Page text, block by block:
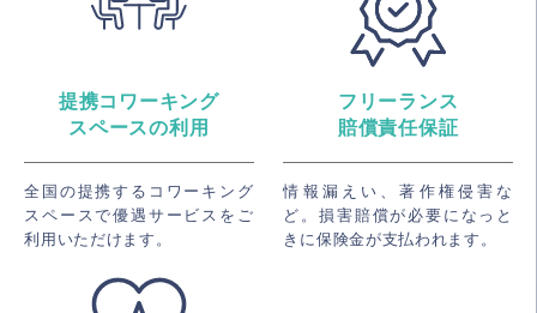
提携コワーキング
スペースの利用
全国の提携するコワーキング
スペースで優遇サービスをご
利用いただけます。
フリーランス
賠償責任保証
情報漏えい、著作権侵害な
ど。損害賠償が必要になっと
きに保険金が支払われます。